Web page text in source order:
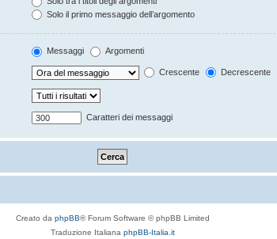
Solo il primo messaggio dell’argomento
Messaggi Argomenti
Crescente Decrescente
Caratteri dei messaggi
Creato da phpBB® Forum Software © phpBB Limited
Traduzione Italiana phpBB-Italia.it